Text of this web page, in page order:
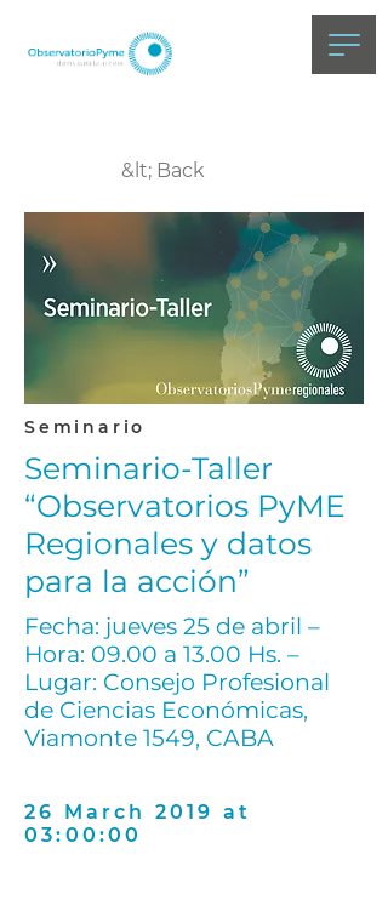
&lt; Back
Seminario
Seminario-Taller
“Observatorios PyME
Regionales y datos
para la acción”
Fecha: jueves 25 de abril –
Hora: 09.00 a 13.00 Hs. –
Lugar: Consejo Profesional
de Ciencias Económicas,
Viamonte 1549, CABA
26 March 2019 at
03:00:00